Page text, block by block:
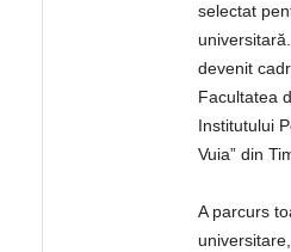
selectat
devenit
Facultatea
Institutului
Vuia” din
A parcurs